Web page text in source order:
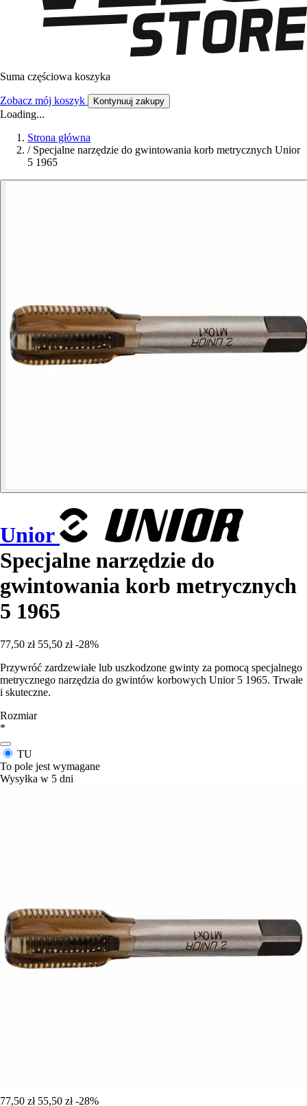
Suma częściowa koszyka
Zobacz mój koszyk Kontynuuj zakupy
Loading...
Strona główna
/ Specjalne narzędzie do gwintowania korb metrycznych Unior
5 1965
Unior
Specjalne narzędzie do
gwintowania korb metrycznych
5 1965
77,50 zł 55,50 zł -28%
Przywróć zardzewiałe lub uszkodzone gwinty za pomocą specjalnego
metrycznego narzędzia do gwintów korbowych Unior 5 1965. Trwałe
i skuteczne.
Rozmiar
*
TU
To pole jest wymagane
Wysyłka w 5 dni
77,50 zł 55,50 zł -28%